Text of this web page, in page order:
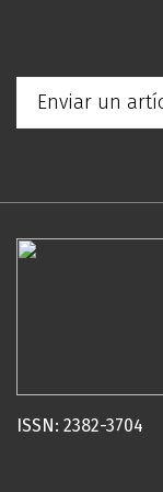
Enviar un
ISSN: 2382-3704